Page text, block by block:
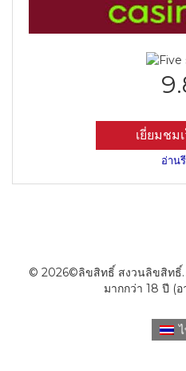
เยี่ยมชม
อ่าน
© 2026©ลิขสิทธิ์ สงวนลิขสิทธิ์.
มากกว่า 18 ปี (